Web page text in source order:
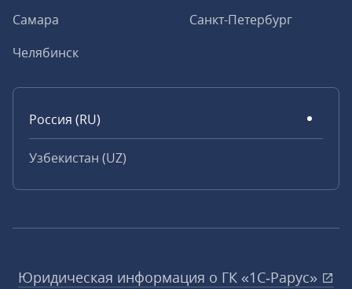
Самара
Санкт-Петербург
Челябинск
Россия (RU)
Узбекистан (UZ)
Юридическая информация о ГК «1С‑Рарус»